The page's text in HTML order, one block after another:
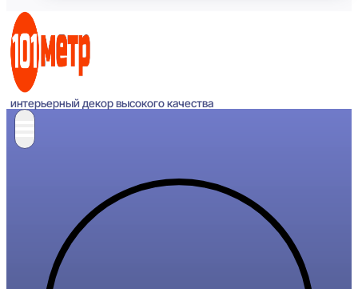
интерьерный декор высокого качества